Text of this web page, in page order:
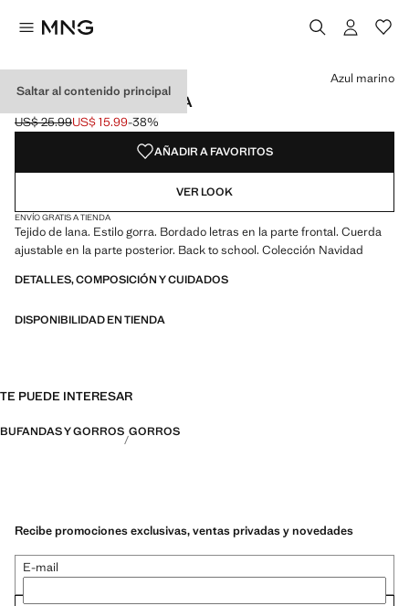
Saltar al contenido principal
GORRA LANA BORDADA
Precio inicial tachado [US$ 25.99 ]
US$ 25.99
Precio actual [US$ 15.99 ]
US$ 15.99-38%
Selecciona un color
Color Azul marino seleccionado
Azul marino
AÑADIR A FAVORITOS
VER LOOK
ENVÍO GRATIS A TIENDA
Tejido de lana. Estilo gorra. Bordado letras en la parte frontal. Cuerda
ajustable en la parte posterior. Back to school. Colección Navidad
DETALLES, COMPOSICIÓN Y CUIDADOS
DISPONIBILIDAD EN TIENDA
TE PUEDE INTERESAR
BUFANDAS Y GORROS GORROS
Recibe promociones exclusivas, ventas privadas y novedades
E-mail